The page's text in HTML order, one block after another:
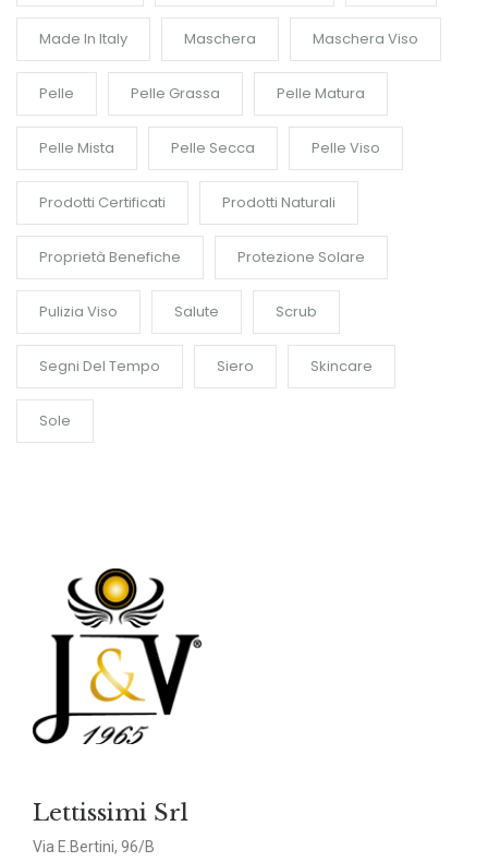
Made In Italy Maschera Maschera Viso
Pelle Pelle Grassa Pelle Matura
Pelle Mista Pelle Secca Pelle Viso
Prodotti Certificati Prodotti Naturali
Proprietà Benefiche Protezione Solare
Pulizia Viso Salute Scrub
Segni Del Tempo Siero Skincare
Sole
Lettissimi Srl
Via E.Bertini, 96/B